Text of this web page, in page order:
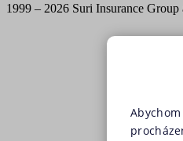
1999 – 2026 Suri Insurance Group